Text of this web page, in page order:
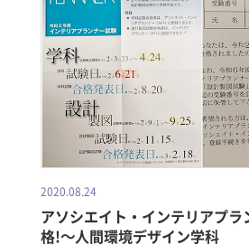
2020.08.24
アソシエイト・インテリアプラ
格!～人間環境デザイン学科